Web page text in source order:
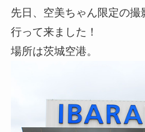
先日、空美ちゃん限定の
行って来ました！
場所は茨城空港。